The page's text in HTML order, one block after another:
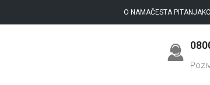
O NAMAČESTA PITANJA